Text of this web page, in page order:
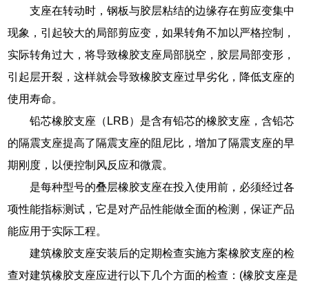
支座在转动时，钢板与胶层粘结的边缘存在剪应变集中
现象，引起较大的局部剪应变，如果转角不加以严格控制，
实际转角过大，将导致橡胶支座局部脱空，胶层局部变形，
引起层开裂，这样就会导致橡胶支座过早劣化，降低支座的
使用寿命。
铅芯橡胶支座（LRB）是含有铅芯的橡胶支座，含铅芯
的隔震支座提高了隔震支座的阻尼比，增加了隔震支座的早
期刚度，以便控制风反应和微震。
是每种型号的叠层橡胶支座在投入使用前，必须经过各
项性能指标测试，它是对产品性能做全面的检测，保证产品
能应用于实际工程。
建筑橡胶支座安装后的定期检查实施方案橡胶支座的检
查对建筑橡胶支座应进行以下几个方面的检查：(橡胶支座是